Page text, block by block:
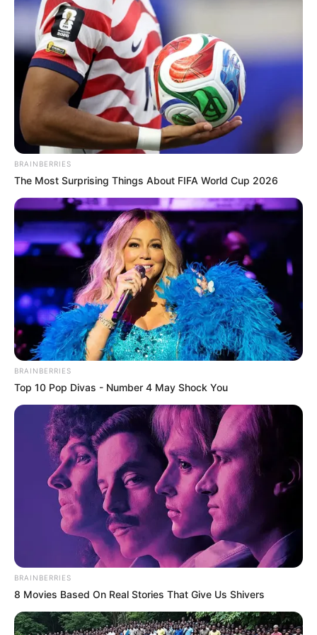
Sie die bedrückenden Details: Während eines
Taufgottesdienstes hat ein schreckliches Unglück
sieben Mens
READ MORE
Simo
02/10/2023
"Feiger Räuber im Visier der Polizei: Überfällt junge
Mädchen (11, 12)." Die Polizei sucht nach einem feigen
Räuber, der es auf junge Mädchen abgesehen hat. Der
Mann schlug zweimal kurz hintereinander am Morgen
zu. Sein erstes Opfer war ein nur elfjähriges Mädchen.
Hier sind die Details: "Zwei Überfä
READ MORE
BRAINBERRIES
The Most Surprising Things About FIFA World Cup 2026
BRAINBERRIES
Top 10 Pop Divas - Number 4 May Shock You
BRAINBERRIES
8 Movies Based On Real Stories That Give Us Shivers